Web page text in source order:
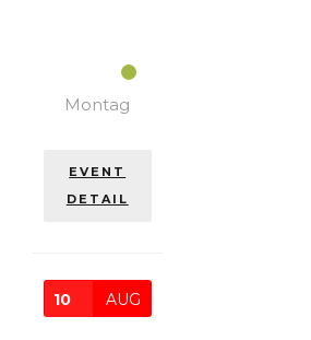
Montag
EVENT
DETAIL
10 AUG